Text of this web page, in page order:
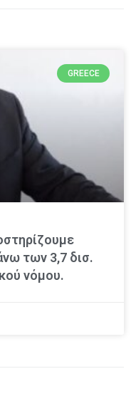
GREECE
των 3,7 δισ.
νόμου.